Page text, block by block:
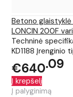
Betono glaistyklė
LONCIN 200F
Techninė
KD1188 Įrenginio
€640 09
Į krepšelį
Į palyginimą